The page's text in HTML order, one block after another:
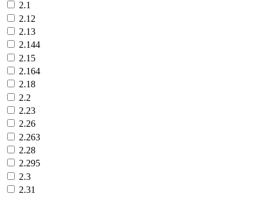
2.1
2.12
2.13
2.144
2.15
2.164
2.18
2.2
2.23
2.26
2.263
2.28
2.295
2.3
2.31